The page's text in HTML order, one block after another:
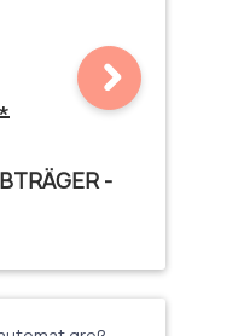
-
von 0 von 5 Sternen